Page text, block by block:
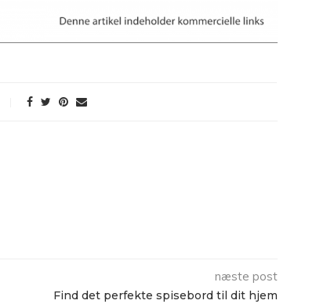
næste post
Find det perfekte spisebord til dit hjem